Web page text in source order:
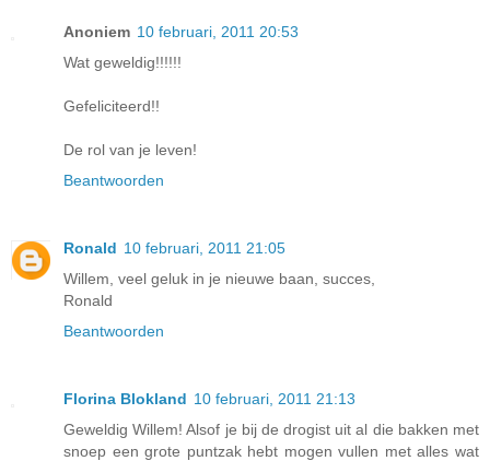
Anoniem 10 februari, 2011 20:53
Wat geweldig!!!!!!
Gefeliciteerd!!
De rol van je leven!
Beantwoorden
Ronald 10 februari, 2011 21:05
Willem, veel geluk in je nieuwe baan, succes,
Ronald
Beantwoorden
Florina Blokland 10 februari, 2011 21:13
Geweldig Willem! Alsof je bij de drogist uit al die bakken met
snoep een grote puntzak hebt mogen vullen met alles wat